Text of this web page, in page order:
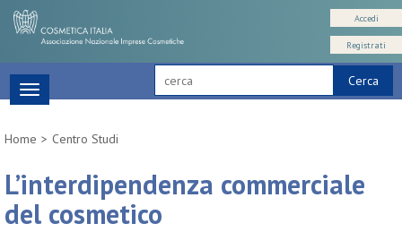
Cerca
Accedi
Registrati
Toggle
navigation
Home
Centro Studi
L’interdipendenza commerciale
del cosmetico